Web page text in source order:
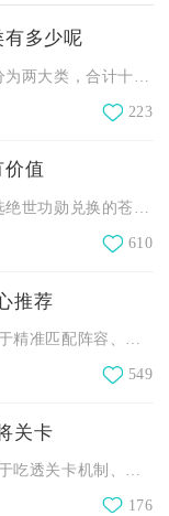
有多少呢
223
价值
610
推荐
549
关卡
176